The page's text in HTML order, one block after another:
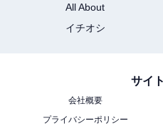
2品目「成城石井自家製
リンパルフェ」
All About
イチオシ
サイ
会社概要
プライバシーポリシー